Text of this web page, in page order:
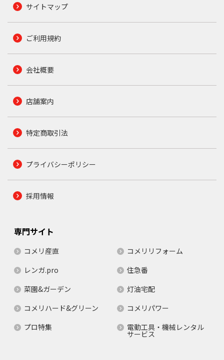
サイトマップ
ご利用規約
会社概要
店舗案内
特定商取引法
プライバシーポリシー
採用情報
専門サイト
コメリ産直
コメリリフォーム
レンガ.pro
住急番
菜園&ガーデン
灯油宅配
コメリハード&グリーン
コメリパワー
プロ特集
電動工具・機械レンタル
サービス